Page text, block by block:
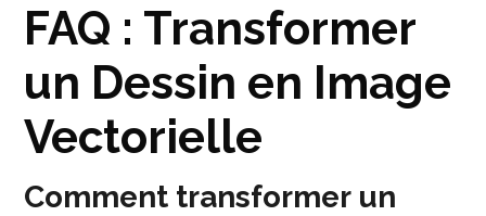
FAQ : Transformer
un Dessin en Image
Vectorielle
Comment transformer un